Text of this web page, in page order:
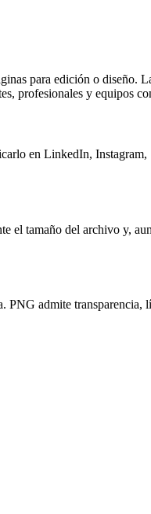
para edición o diseño.
profesionales y equipos
en LinkedIn,
el tamaño del archivo y,
admite transparencia,